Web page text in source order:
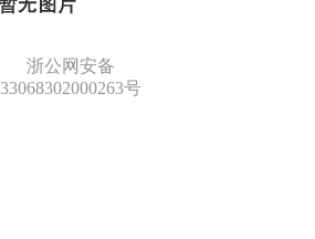
浙公网安备
33068302000263号